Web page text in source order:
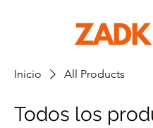
Inicio All Products
Todos los